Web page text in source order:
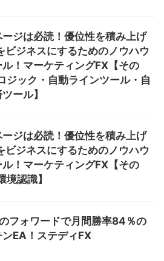
ージは必読！優位性を積み上げ
ビジネスにするためのノウハウ
ル！マーケティングFX【その
ック・自動ラインツール・自
ール】
ージは必読！優位性を積み上げ
ビジネスにするためのノウハウ
ル！マーケティングFX【その
認識】
フォワードで月間勝率84％の
ンEA！ステディFX